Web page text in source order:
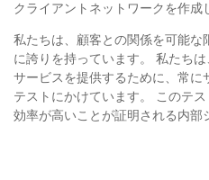
クライアントネットワークを作成
私たちは、顧客との関係を可能な
に誇りを持っています。 私たち
サービスを提供するために、常に
テストにかけています。 このテ
効率が高いことが証明される内部